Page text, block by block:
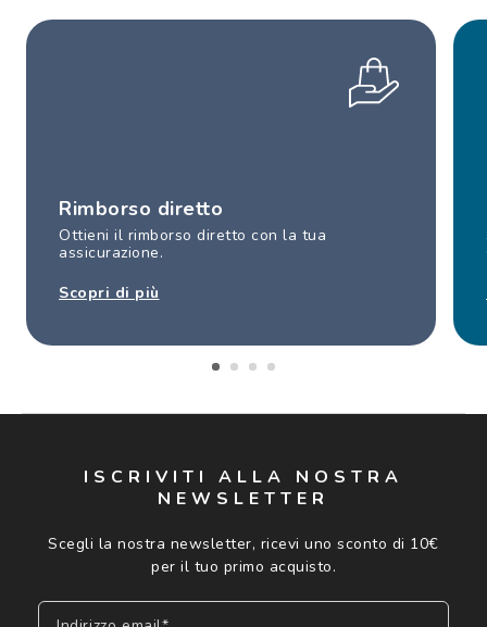
Rimborso diretto
Ottieni il rimborso diretto con la tua
assicurazione.
Scopri di più
ISCRIVITI ALLA NOSTRA
NEWSLETTER
Scegli la nostra newsletter, ricevi uno sconto di 10€
per il tuo primo acquisto.